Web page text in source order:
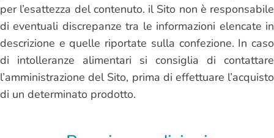
per l’esattezza del contenuto. il Sito non è responsabile
di eventuali discrepanze tra le informazioni elencate in
descrizione e quelle riportate sulla confezione. In caso
di intolleranze alimentari si consiglia di contattare
l’amministrazione del Sito, prima di effettuare l’acquisto
di un determinato prodotto.